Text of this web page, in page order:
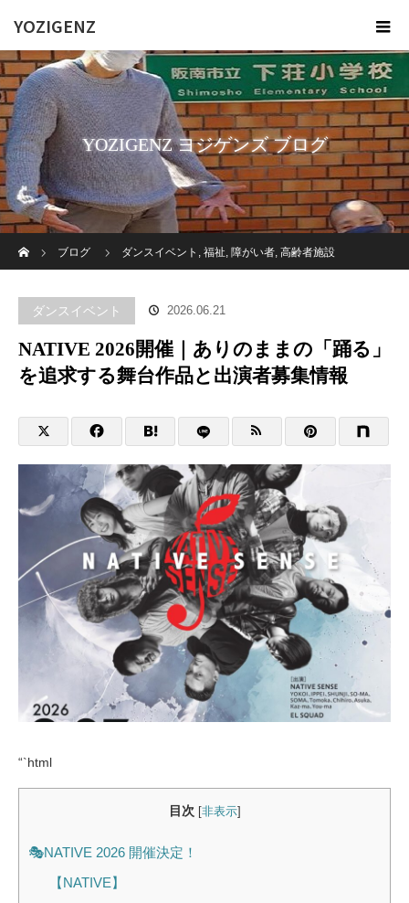
YOZIGENZ
YOZIGENZ ヨジゲンズ ブログ
ブログ
ダンスイベント , 福祉, 障がい者, 高齢者施設
募集情報
ダンスイベント 2026.06.21
NATIVE 2026開催｜ありのままの「踊る」
を追求する舞台作品と出演者募集情報
“`html
目次 [非表示]
🎭NATIVE 2026 開催決定！
【NATIVE】